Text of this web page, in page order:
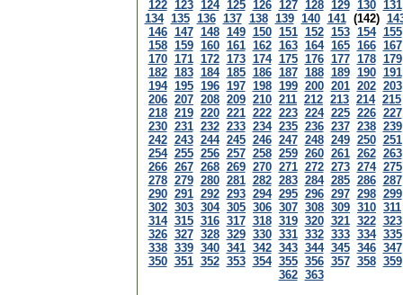
122 123 124 125 126 127 128 129 130 131
134 135 136 137 138 139 140 141 (142)
146 147 148 149 150 151 152 153 154 155
158 159 160 161 162 163 164 165 166 167
170 171 172 173 174 175 176 177 178 179
182 183 184 185 186 187 188 189 190 191
194 195 196 197 198 199 200 201 202 203
206 207 208 209 210 211 212 213 214 215
218 219 220 221 222 223 224 225 226 227
230 231 232 233 234 235 236 237 238 239
242 243 244 245 246 247 248 249 250 251
254 255 256 257 258 259 260 261 262 263
266 267 268 269 270 271 272 273 274 275
278 279 280 281 282 283 284 285 286 287
290 291 292 293 294 295 296 297 298 299
302 303 304 305 306 307 308 309 310 311
314 315 316 317 318 319 320 321 322 323
326 327 328 329 330 331 332 333 334 335
338 339 340 341 342 343 344 345 346 347
350 351 352 353 354 355 356 357 358 359
362 363